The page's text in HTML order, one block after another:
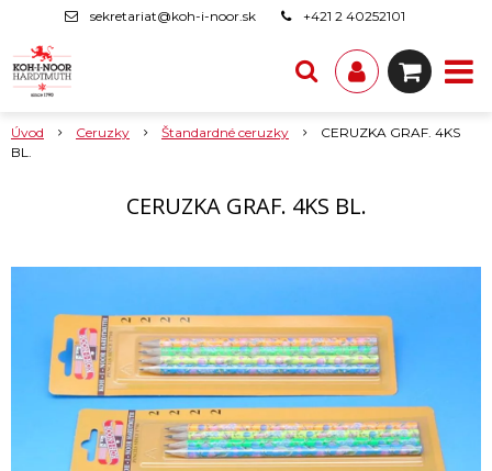
sekretariat@koh-i-noor.sk +421 2 40252101
Úvod Ceruzky Štandardné ceruzky
CERUZKA GRAF. 4KS
BL.
CERUZKA GRAF. 4KS BL.